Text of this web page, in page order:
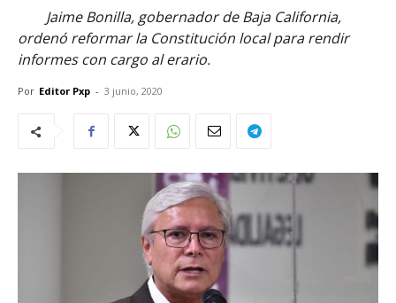
Jaime Bonilla, gobernador de Baja California,
ordenó reformar la Constitución local para rendir
informes con cargo al erario.
Por Editor Pxp - 3 junio, 2020